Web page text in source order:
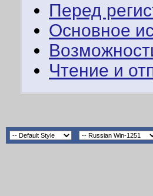
Перед
Основное
Чтение и